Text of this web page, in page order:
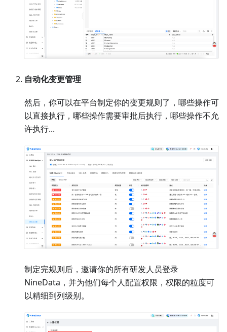
自动化变更管理
然后，你可以在平台制定你的变更规则了，哪些操作可
以直接执行，哪些操作需要审批后执行，哪些操作不允
许执行...
制定完规则后，邀请你的所有研发人员登录
NineData，并为他们每个人配置权限，权限的粒度可
以精细到列级别。